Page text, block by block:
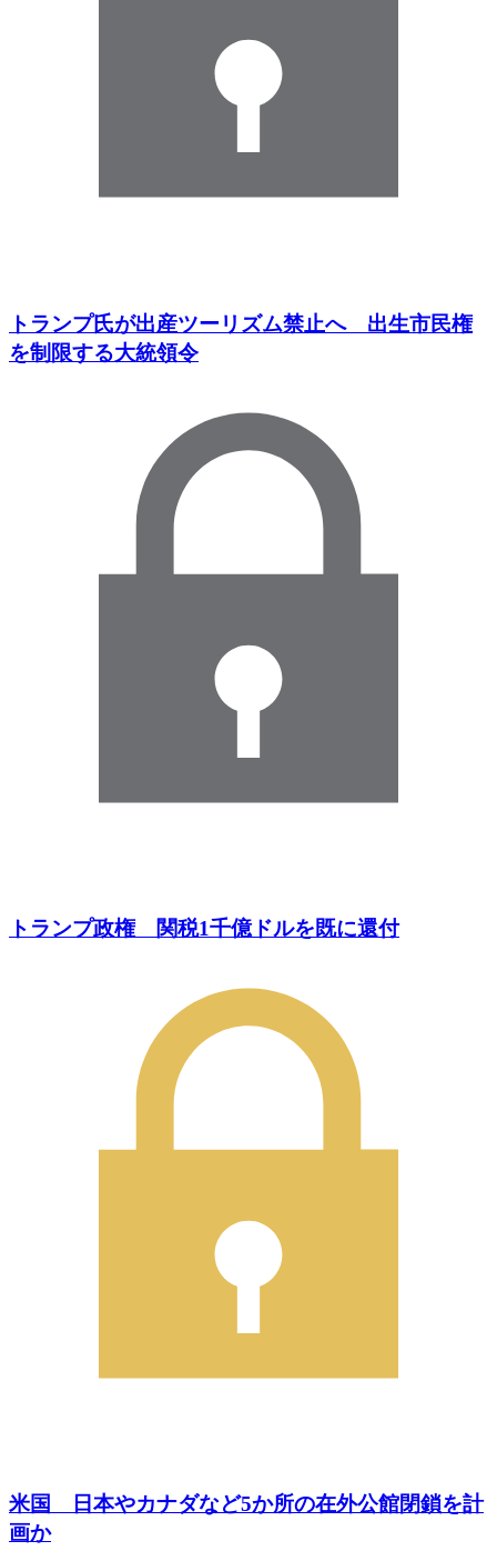
トランプ氏が出産ツーリズム禁止へ 出生市民権
を制限する大統領令
トランプ政権 関税1千億ドルを既に還付
米国 日本やカナダなど5か所の在外公館閉鎖を計
画か